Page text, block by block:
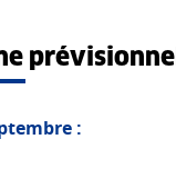
prévisionnel
: